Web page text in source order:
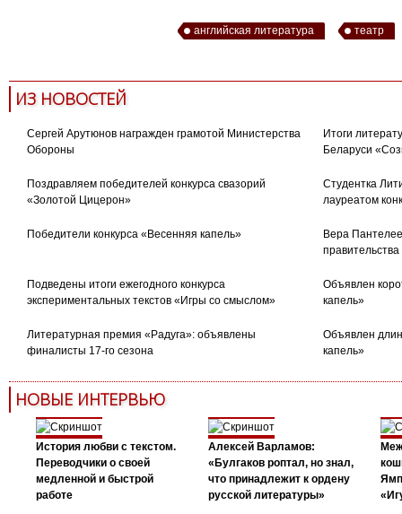
английская литература театр
ИЗ НОВОСТЕЙ
Сергей Арутюнов награжден грамотой Министерства
Обороны
Итоги
Беларуси
Поздравляем победителей конкурса свазорий
«Золотой Цицерон»
Студентка
лауреатом
Победители конкурса «Весенняя капель»
Вера
Подведены итоги ежегодного конкурса
экспериментальных текстов «Игры со смыслом»
Объявлен
капель»
Литературная премия «Радуга»: объявлены
финалисты 17-го сезона
Объявлен
капель»
НОВЫЕ ИНТЕРВЬЮ
История любви с текстом.
Переводчики о своей
медленной и быстрой
работе
Алексей Варламов:
«Булгаков роптал, но знал,
что принадлежит к ордену
русской литературы»